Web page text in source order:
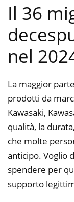
Il 36
nel
La maggior
prodotti da
Kawasaki,
qualità, la
che molte
anticipo. Voglio
spendere per
supporto